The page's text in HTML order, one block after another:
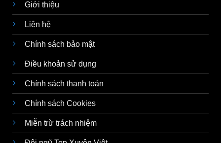
Giới thiệu
Liên hệ
Chính sách bảo mật
Điều khoản sử dụng
Chính sách thanh toán
Chính sách Cookies
Miễn trừ trách nhiệm